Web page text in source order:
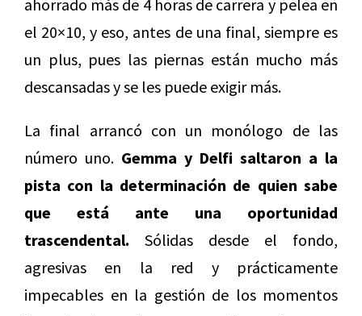
ahorrado más de 4 horas de carrera y pelea en
el 20×10, y eso, antes de una final, siempre es
un plus, pues las piernas están mucho más
descansadas y se les puede exigir más.
La final arrancó con un monólogo de las
número uno. Gemma y Delfi saltaron a la
pista con la determinación de quien sabe
que está ante una oportunidad
trascendental. Sólidas desde el fondo,
agresivas en la red y prácticamente
impecables en la gestión de los momentos